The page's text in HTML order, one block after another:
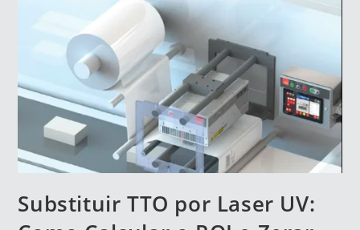
Substituir TTO por Laser UV: